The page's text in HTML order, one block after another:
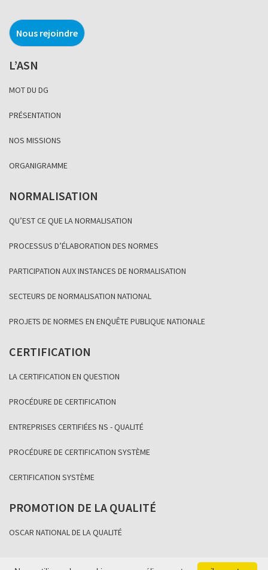
Nous rejoindre
L’ASN
MOT DU DG
PRÉSENTATION
NOS MISSIONS
ORGANIGRAMME
NORMALISATION
QU’EST CE QUE LA NORMALISATION
PROCESSUS D’ÉLABORATION DES NORMES
PARTICIPATION AUX INSTANCES DE NORMALISATION
SECTEURS DE NORMALISATION NATIONAL
PROJETS DE NORMES EN ENQUÊTE PUBLIQUE NATIONALE
CERTIFICATION
LA CERTIFICATION EN QUESTION
PROCÉDURE DE CERTIFICATION
ENTREPRISES CERTIFIÉES NS - QUALITÉ
PROCÉDURE DE CERTIFICATION SYSTÈME
CERTIFICATION SYSTÈME
PROMOTION DE LA QUALITÉ
OSCAR NATIONAL DE LA QUALITÉ